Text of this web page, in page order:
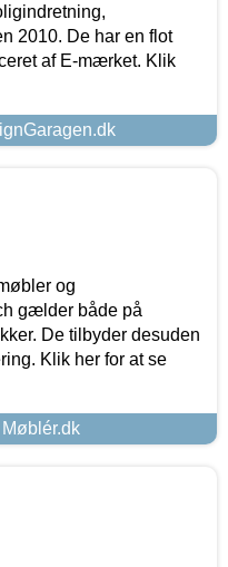
2010. De har en flot
af E-mærket. Klik
og
gælder både på
De tilbyder desuden
Klik her for at se